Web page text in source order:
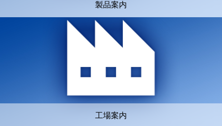
製品案内
工場案内